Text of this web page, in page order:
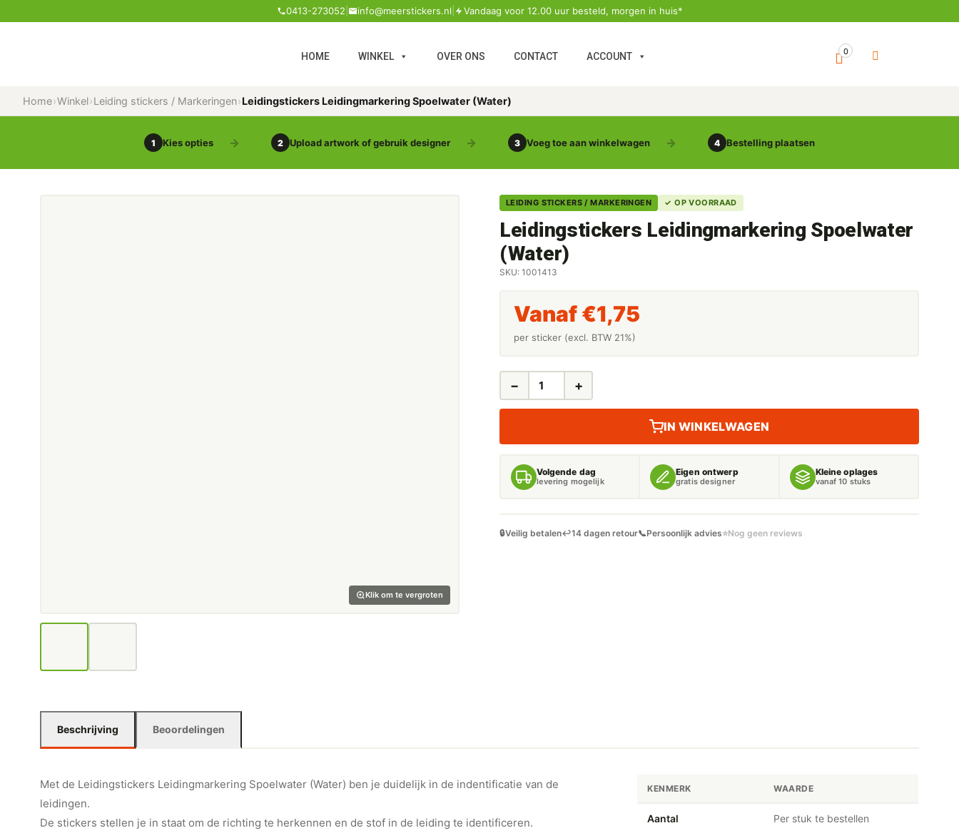
0413-273052 info@meerstickers.nl Vandaag voor 12.00 uur besteld, morgen in huis*
HOME WINKEL OVER ONS CONTACT ACCOUNT 0
Home›Winkel›Leiding stickers / Markeringen›Leidingstickers Leidingmarkering Spoelwater (Water)
1 Kies opties 2 Upload artwork of gebruik designer 3 Voeg toe aan winkelwagen 4 Bestelling plaatsen
Klik om te vergroten
LEIDING STICKERS / MARKERINGEN ✓ OP VOORRAAD
Leidingstickers Leidingmarkering Spoelwater
(Water)
SKU: 1001413
Vanaf €1,75
per sticker (excl. BTW 21%)
LEIDINGSTICKERS
− +
IN WINKELWAGEN
Volgende dag
levering mogelijk
Eigen ontwerp
gratis designer
Kleine oplages
vanaf 10 stuks
🔒Veilig betalen↩️14 dagen retour📞Persoonlijk advies⭐Nog geen reviews
Beschrijving Beoordelingen
Met de Leidingstickers Leidingmarkering Spoelwater (Water) ben je duidelijk in de indentificatie van de
leidingen.
De stickers stellen je in staat om de richting te herkennen en de stof in de leiding te identificeren.
KENMERK WAARDE
Aantal Per stuk te bestellen